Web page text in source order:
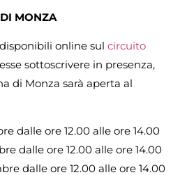
MONZA
online sul circuito
sottoscrivere in presenza,
di Monza sarà aperta al
dalle ore 12.00 alle ore 14.00
dalle ore 12.00 alle ore 14.00
dalle ore 12.00 alle ore 14.00